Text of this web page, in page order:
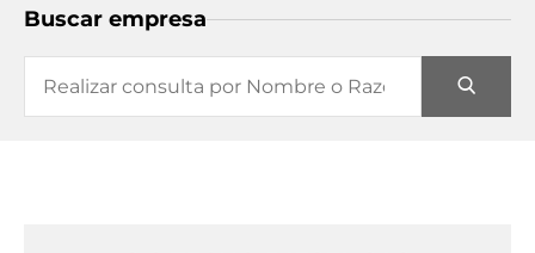
Buscar empresa